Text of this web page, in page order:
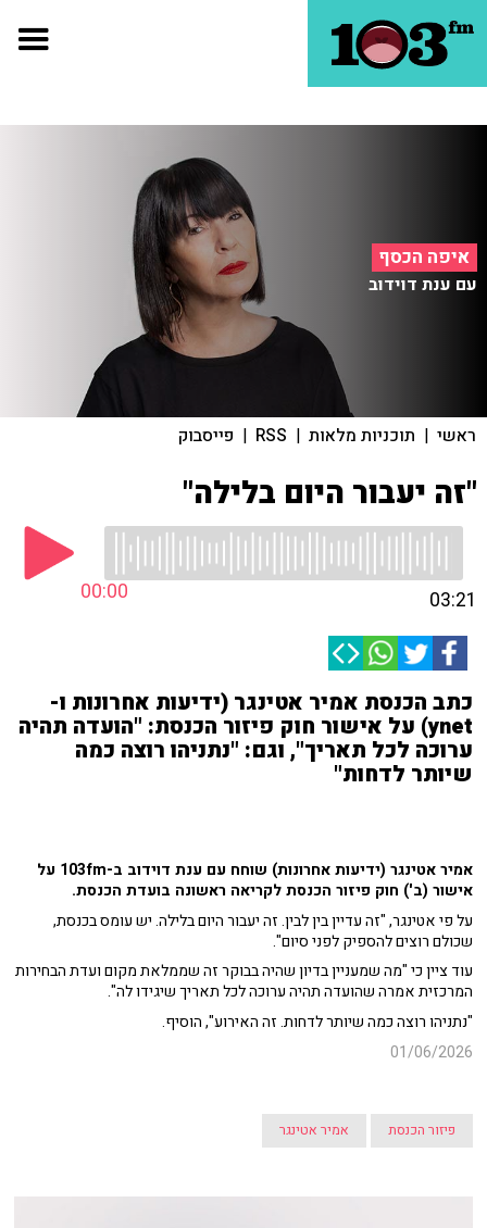
איפה הכסף
עם ענת דוידוב
ראשי | תוכניות מלאות |
RSS
| פייסבוק
"זה יעבור היום בלילה"
00:00 03:21
כתב הכנסת אמיר אטינגר (ידיעות אחרונות ו-
ynet) על אישור חוק פיזור הכנסת: "הועדה תהיה
ערוכה לכל תאריך", וגם: "נתניהו רוצה כמה
שיותר לדחות"
אמיר אטינגר (ידיעות אחרונות) שוחח עם ענת דוידוב ב-103fm על
אישור (ב') חוק פיזור הכנסת לקריאה ראשונה בועדת הכנסת.
על פי אטינגר, "זה עדיין בין לבין. זה יעבור היום בלילה. יש עומס בכנסת,
שכולם רוצים להספיק לפני סיום".
עוד ציין כי "מה שמעניין בדיון שהיה בבוקר זה שממלאת מקום ועדת הבחירות
המרכזית אמרה שהועדה תהיה ערוכה לכל תאריך שיגידו לה".
"נתניהו רוצה כמה שיותר לדחות. זה האירוע", הוסיף.
01/06/2026
פיזור הכנסת אמיר אטינגר